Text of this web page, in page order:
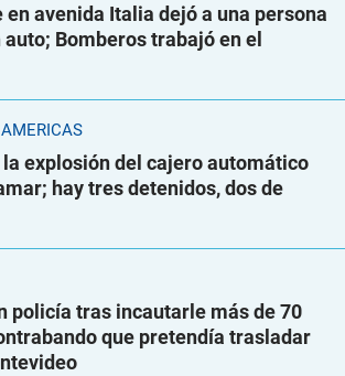
avenida Italia dejó a una persona
Bomberos trabajó en el
explosión del cajero automático
hay tres detenidos, dos de
policía tras incautarle más de 70
que pretendía trasladar